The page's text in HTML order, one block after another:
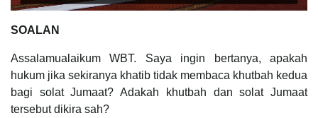
SOALAN
Assalamualaikum WBT. Saya ingin bertanya, apakah
hukum jika sekiranya khatib tidak membaca khutbah kedua
bagi solat Jumaat? Adakah khutbah dan solat Jumaat
tersebut dikira sah?